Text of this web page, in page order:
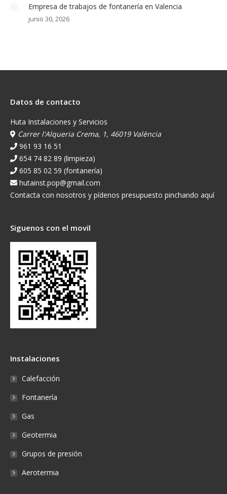
Empresa de trabajos de fontanería en Valencia
junio 30, 2026
Datos de contacto
Huta Instalaciones y Servicios
Carrer l'Alqueria Crema, 1, 46019 València
961 93 16 51
654 74 82 89 (limpieza)
605 85 02 59 (fontanería)
hutainst.pop@gmail.com
Contacta con nosotros y pídenos presupuesto pinchando aquí
Siguenos con el movil
Instalaciones
Calefacción
Fontanería
Gas
Geotermia
Grupos de presión
Aerotermia